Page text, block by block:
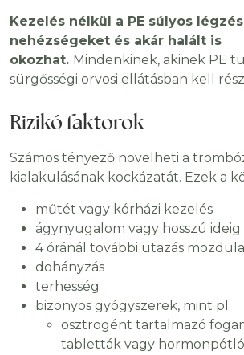
Kezelés nélkül a PE súlyos
nehézségeket és akár halált is
okozhat. Mindenkinek, akinek PE
sürgősségi orvosi ellátásban kell
Rizikó faktorok
Számos tényező növelheti a
kialakulásának kockázatát. Ezek a
műtét vagy kórházi kezelés
ágynyugalom vagy hosszú
4 óránál további utazás
dohányzás
terhesség
bizonyos gyógyszerek, mint pl.
ösztrogént tartalmazó
tabletták vagy